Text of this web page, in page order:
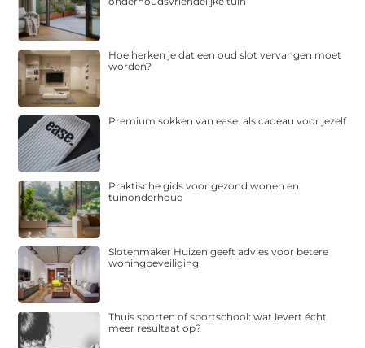
Hoe herken je dat een oud slot vervangen moet
worden?
Premium sokken van ease. als cadeau voor jezelf
Praktische gids voor gezond wonen en
tuinonderhoud
Slotenmaker Huizen geeft advies voor betere
woningbeveiliging
Thuis sporten of sportschool: wat levert écht
meer resultaat op?